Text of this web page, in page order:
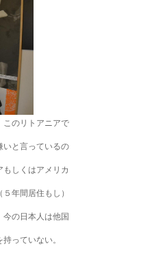
このリトアニアで
いと言っているの
しくはアメリカ
年間居住もし）
の日本人は他国
持っていない。